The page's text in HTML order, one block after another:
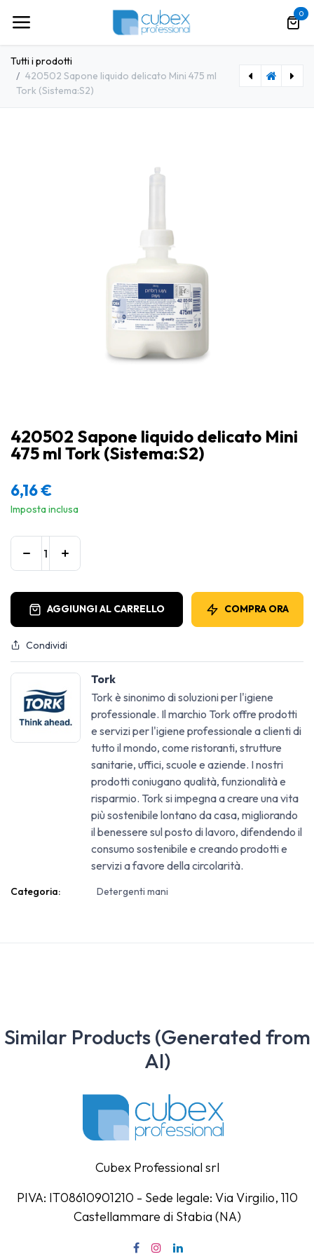
0
Tutti i prodotti
420502 Sapone liquido delicato Mini 475 ml
Tork (Sistema:S2)
420502 Sapone liquido delicato Mini
475 ml Tork (Sistema:S2)
6,16€
Imposta inclusa
AGGIUNGI AL CARRELLO COMPRA ORA
Condividi
Tork
Tork è sinonimo di soluzioni per l'igiene
professionale. Il marchio Tork offre prodotti
e servizi per l'igiene professionale a clienti di
tutto il mondo, come ristoranti, strutture
sanitarie, uffici, scuole e aziende. I nostri
prodotti coniugano qualità, funzionalità e
risparmio. Tork si impegna a creare una vita
più sostenibile lontano da casa, migliorando
il benessere sul posto di lavoro, difendendo il
consumo sostenibile e creando prodotti e
servizi a favore della circolarità.
Categoria: Detergenti mani
Similar Products (Generated from
AI)
Cubex Professional srl
PIVA: IT08610901210 - Sede legale: Via Virgilio, 110
Castellammare di Stabia (NA)